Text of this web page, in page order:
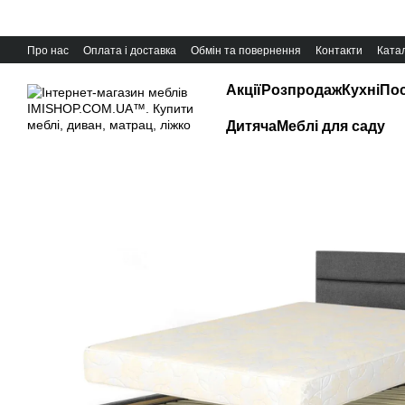
Про нас Оплата і доставка Обмін та повернення Контакти
АкціїРозпродажКухні
ДитячаМеблі для саду